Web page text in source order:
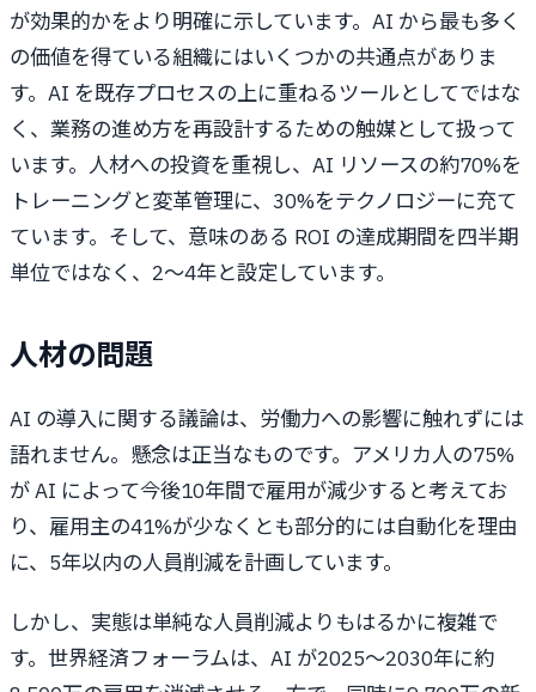
が効果的かをより明確に示しています。AI から最も多く
の価値を得ている組織にはいくつかの共通点がありま
す。AI を既存プロセスの上に重ねるツールとしてではな
く、業務の進め方を再設計するための触媒として扱って
います。人材への投資を重視し、AI リソースの約70%を
トレーニングと変革管理に、30%をテクノロジーに充て
ています。そして、意味のある ROI の達成期間を四半期
単位ではなく、2～4年と設定しています。
人材の問題
AI の導入に関する議論は、労働力への影響に触れずには
語れません。懸念は正当なものです。アメリカ人の75%
が AI によって今後10年間で雇用が減少すると考えてお
り、雇用主の41%が少なくとも部分的には自動化を理由
に、5年以内の人員削減を計画しています。
しかし、実態は単純な人員削減よりもはるかに複雑で
す。世界経済フォーラムは、AI が2025～2030年に約